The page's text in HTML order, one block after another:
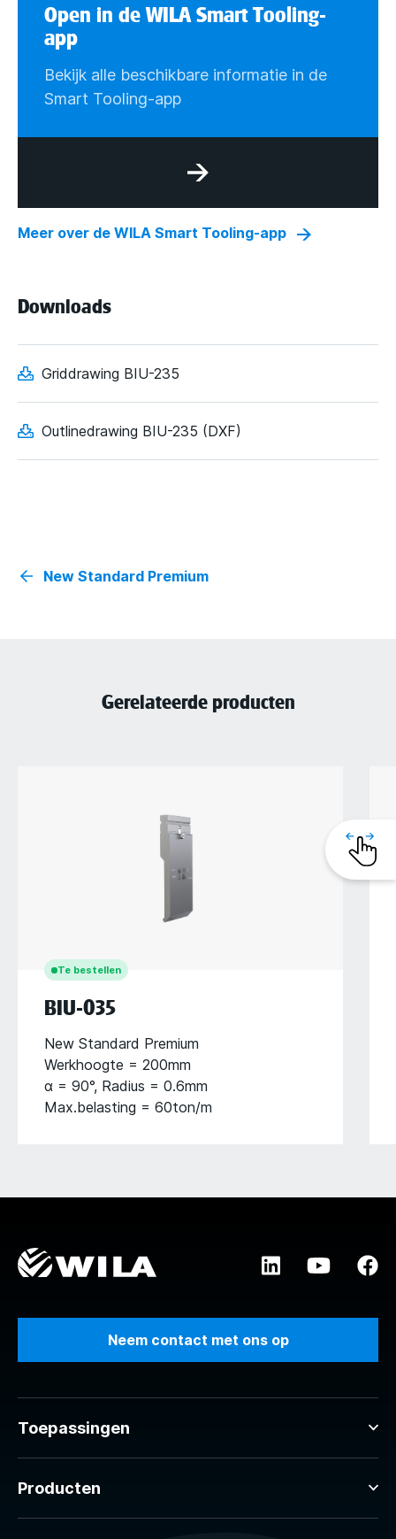
Open in de WILA Smart Tooling-
app
Bekijk alle beschikbare informatie in de
Smart Tooling-app
Meer over de WILA Smart Tooling-app
Downloads
Griddrawing BIU-235
Outlinedrawing BIU-235 (DXF)
New Standard Premium
Gerelateerde producten
Te bestellen
BIU-035
New Standard Premium
Werkhoogte = 200mm
α = 90°, Radius = 0.6mm
Max.belasting = 60ton/m
Neem contact met ons op
Toepassingen
Producten